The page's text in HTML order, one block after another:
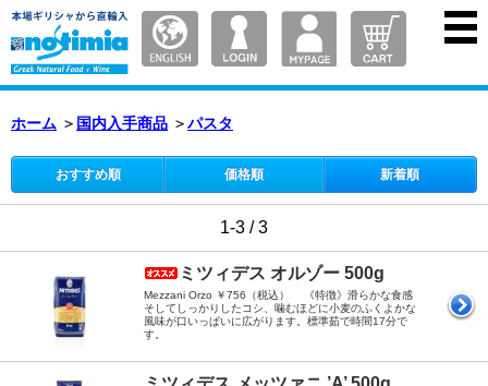
ホーム ＞ 国内入手商品 ＞パスタ
おすすめ順 価格順 新着順
1-3 / 3
ミツィデス オルゾー 500g
Mezzani Orzo ￥756（税込） 《特徴》滑らかな食感
そしてしっかりしたコシ、噛むほどに小麦のふくよかな
風味が口いっぱいに広がります。標準茹で時間17分で
す。